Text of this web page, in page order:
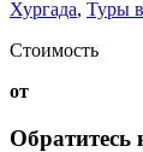
Хургада, Туры
Стоимость
от
Обратитесь